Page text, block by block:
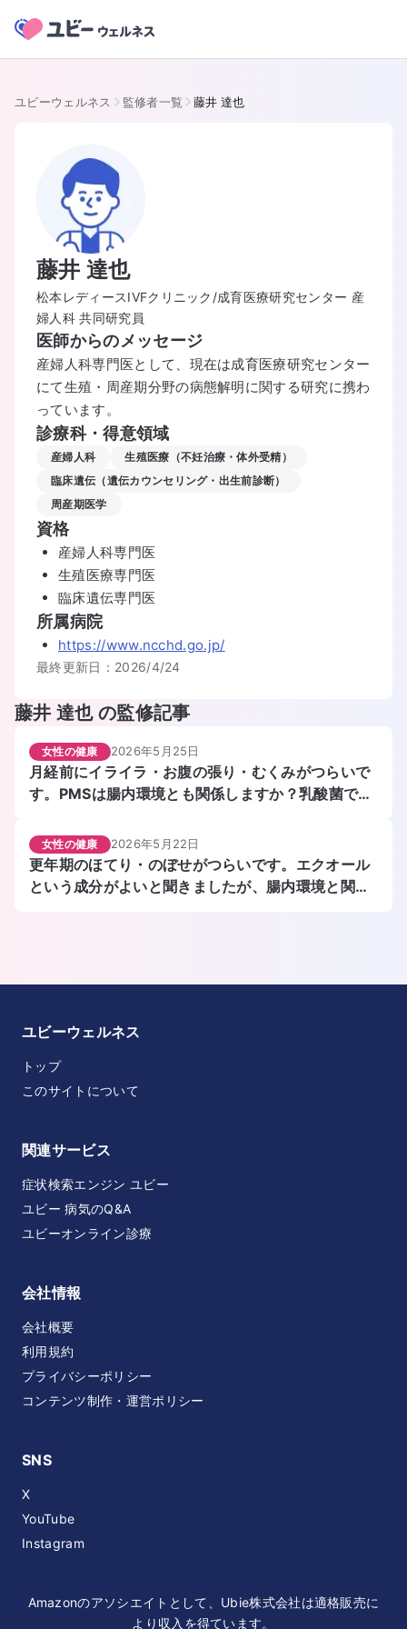
ユビーウェルネス 監修者一覧 藤井 達也
藤井 達也
松本レディースIVFクリニック/成育医療研究センター 産
婦人科 共同研究員
医師からのメッセージ
産婦人科専門医として、現在は成育医療研究センター
にて生殖・周産期分野の病態解明に関する研究に携わ
っています。
診療科・得意領域
産婦人科
生殖医療（不妊治療・体外受精）
臨床遺伝（遺伝カウンセリング・出生前診断）
周産期医学
資格
産婦人科専門医
生殖医療専門医
臨床遺伝専門医
所属病院
https://www.ncchd.go.jp/
最終更新日： 2026/4/24
藤井 達也の監修記事
女性の健康 2026年5月25日
月経前にイライラ・お腹の張り・むくみがつらいで
す。PMSは腸内環境とも関係しますか？乳酸菌で和
女性の健康 2026年5月22日
更年期のほてり・のぼせがつらいです。エクオール
という成分がよいと聞きましたが、腸内環境と関係
ユビーウェルネス
トップ
このサイトについて
関連サービス
症状検索エンジン ユビー
ユビー 病気のQ&A
ユビーオンライン診療
会社情報
会社概要
利用規約
プライバシーポリシー
コンテンツ制作・運営ポリシー
SNS
X
YouTube
Instagram
Amazonのアソシエイトとして、Ubie株式会社は適格販売に
より収入を得ています。